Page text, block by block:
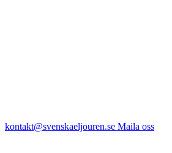
kontakt@svenskaeljouren.se Maila oss